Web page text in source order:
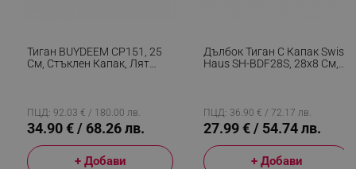
Тиган BUYDEEM CP151, 25
См, Стъклен Капак, Лят
ПЦД: 92.03 € / 180.00 лв.
34.90 € / 68.26 лв.
+ Добави
Дълбок Тиган С Капак Swiss
Haus SH-BDF28S, 28x8 См,
ПЦД: 36.90 € / 72.17 лв.
27.99 € / 54.74 лв.
+ Добави